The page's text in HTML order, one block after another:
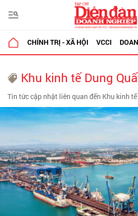
CHÍNH TRỊ - XÃ HỘI VCCI
Khu kinh tế Dung
Tin tức cập nhật liên quan đến Khu kinh